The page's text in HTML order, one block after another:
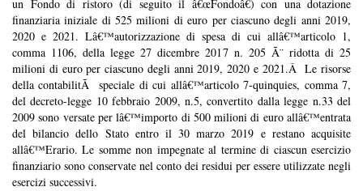
un Fondo di ristoro (di seguito il â€œFondoâ€) con una dotazione
finanziaria iniziale di 525 milioni di euro per ciascuno degli anni 2019,
2020 e 2021. Lâ€™autorizzazione di spesa di cui allâ€™articolo 1,
comma 1106, della legge 27 dicembre 2017 n. 205 Ã¨ ridotta di 25
milioni di euro per ciascuno degli anni 2019, 2020 e 2021.Â Le risorse
della contabilitÃ speciale di cui allâ€™articolo 7-quinquies, comma 7,
del decreto-legge 10 febbraio 2009, n.5, convertito dalla legge n.33 del
2009 sono versate per lâ€™importo di 500 milioni di euro allâ€™entrata
del bilancio dello Stato entro il 30 marzo 2019 e restano acquisite
allâ€™Erario. Le somme non impegnate al termine di ciascun esercizio
finanziario sono conservate nel conto dei residui per essere utilizzate negli
esercizi successivi.